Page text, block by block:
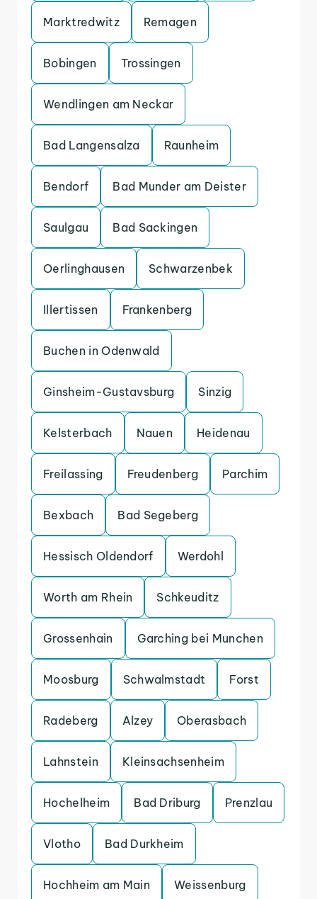
Marktredwitz Remagen
Bobingen Trossingen
Wendlingen am Neckar
Bad Langensalza Raunheim
Bendorf Bad Munder am Deister
Saulgau Bad Sackingen
Oerlinghausen Schwarzenbek
Illertissen Frankenberg
Buchen in Odenwald
Ginsheim-Gustavsburg Sinzig
Kelsterbach Nauen Heidenau
Freilassing Freudenberg Parchim
Bexbach Bad Segeberg
Hessisch Oldendorf Werdohl
Worth am Rhein Schkeuditz
Grossenhain Garching bei Munchen
Moosburg Schwalmstadt Forst
Radeberg Alzey Oberasbach
Lahnstein Kleinsachsenheim
Hochelheim Bad Driburg Prenzlau
Vlotho Bad Durkheim
Hochheim am Main Weissenburg